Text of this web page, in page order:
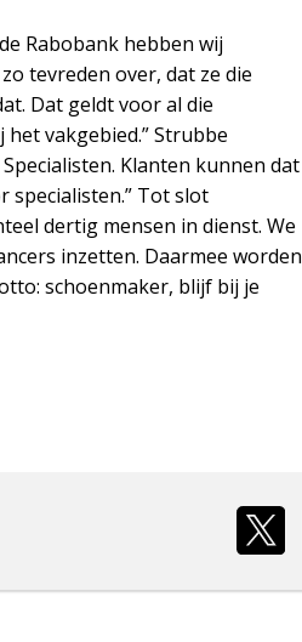
Rabobank hebben wij
tevreden over, dat ze die
Dat geldt voor al die
vakgebied.” Strubbe
Klanten kunnen dat
specialisten.” Tot slot
dertig mensen in dienst. We
inzetten. Daarmee worden
schoenmaker, blijf bij je